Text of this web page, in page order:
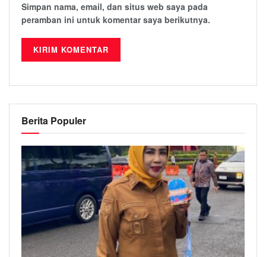
Simpan nama, email, dan situs web saya pada
peramban ini untuk komentar saya berikutnya.
Berita Populer